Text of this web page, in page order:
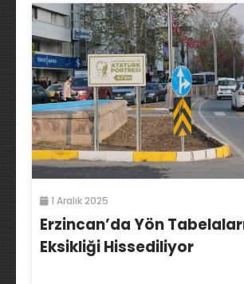
1 Aralık 2025
Erzincan’da Yön
Eksikliği Hissediliyor